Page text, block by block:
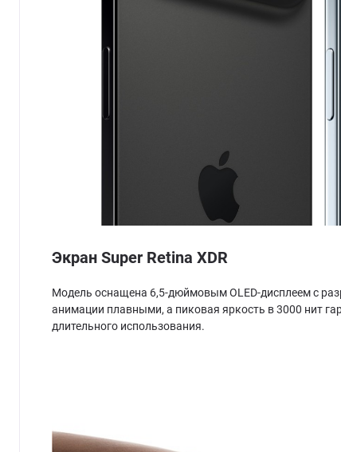
Экран Super Retina XDR
Модель оснащена 6,5-дюймовым OLED-дисплеем с
анимации плавными, а пиковая яркость в 3000 нит
длительного использования.